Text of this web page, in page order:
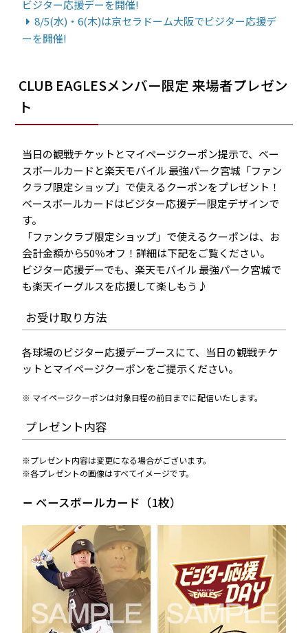
ビジター応援デーを開催!
8/5(水)・6(木)は京セラドーム大阪でビジター応援デ
ーを開催!
CLUB EAGLESメンバー限定 来場者プレゼン
ト
当日の観戦チケットとマイページクーポン提示で、ベー
スボールカードと楽天モバイル 最強パーク宮城「ファン
クラブ限定ショップ」で使えるクーポンをプレゼント！
ベースボールカードはビジター応援デー限定デザインで
す。
「ファンクラブ限定ショップ」で使えるクーポンは、お
会計金額から50％オフ！詳細は下記をご覧ください。
ビジター応援デーでも、楽天モバイル 最強パーク宮城で
も楽天イーグルスを応援して楽しもう♪
お受け取り方法
各球場のビジター応援デーブースにて、当日の観戦チケ
ットとマイページクーポンをご提示ください。
マイページクーポンは対象日程の前日までに配信いたします。
プレゼント内容
プレゼント内容は変更になる場合がございます。
各プレゼントの画像はすべてイメージです。
ベースボールカード（1枚）